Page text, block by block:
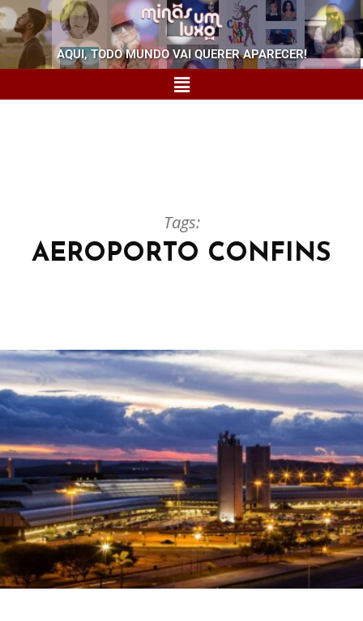
AQUI, TODO MUNDO VAI QUERER APARECER!
Tags:
AEROPORTO CONFINS